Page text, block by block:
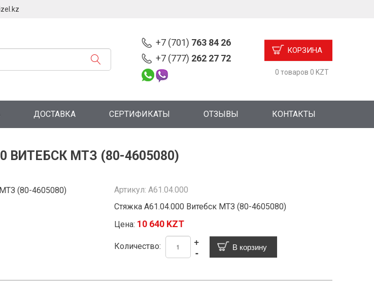
+7 (701) 763 84 26
+7 (777) 262 27 72
КОРЗИНА
0 товаров 0 KZT
ДОСТАВКА СЕРТИФИКАТЫ ОТЗЫВЫ КОНТАКТЫ
ВИТЕБСК МТЗ (80-4605080)
Артикул: А61.04.000
Стяжка А61.04.000 Витебск МТЗ (80-4605080)
Цена: 10 640 KZT
Количество: -
+